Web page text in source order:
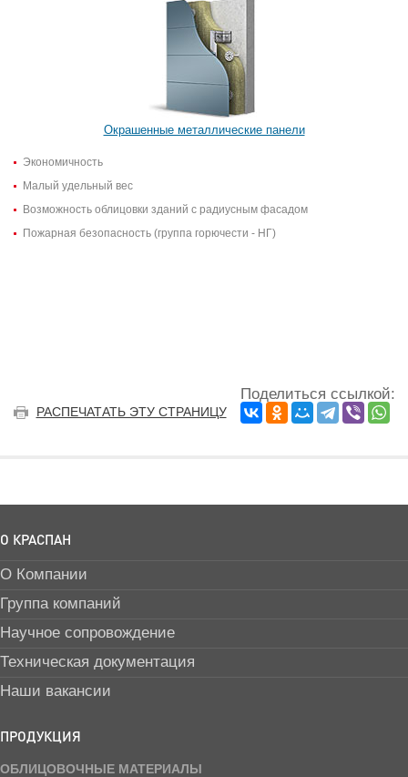
Окрашенные металлические панели
Экономичность
Малый удельный вес
Возможность облицовки зданий с радиусным фасадом
Пожарная безопасность (группа горючести - НГ)
РАСПЕЧАТАТЬ ЭТУ СТРАНИЦУ
Поделиться ссылкой:
О КРАСПАН
О Компании
Группа компаний
Научное сопровождение
Техническая документация
Наши вакансии
ПРОДУКЦИЯ
ОБЛИЦОВОЧНЫЕ МАТЕРИАЛЫ